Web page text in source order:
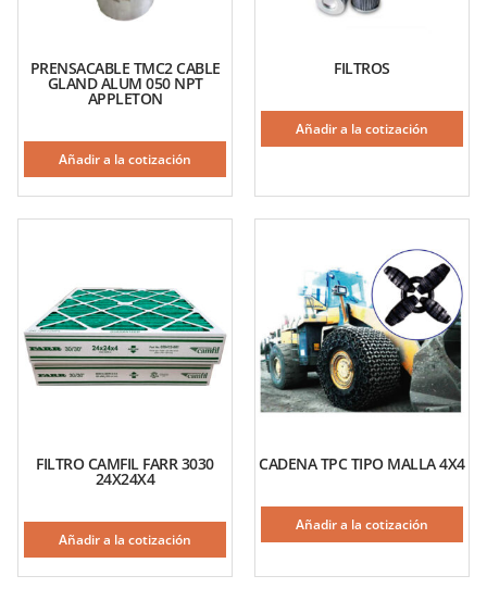
PRENSACABLE TMC2 CABLE
GLAND ALUM 050 NPT
APPLETON
Añadir a la cotización
FILTROS
Añadir a la cotización
FILTRO CAMFIL FARR 3030
24X24X4
Añadir a la cotización
CADENA TPC TIPO MALLA 4X4
Añadir a la cotización